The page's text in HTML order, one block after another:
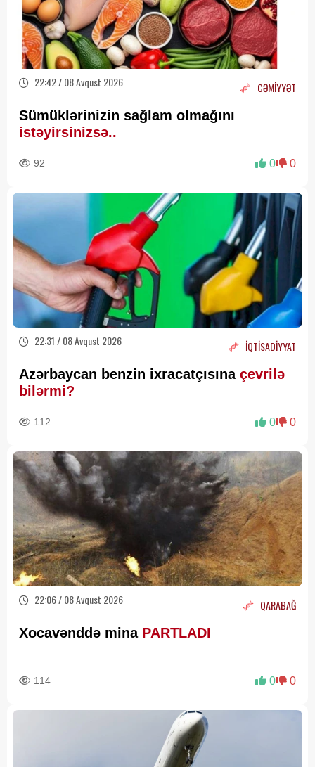
22:42 / 08 Avqust 2026 CƏMİYYƏT
Sümüklərinizin sağlam olmağını
istəyirsinizsə..
92 0 0
22:31 / 08 Avqust 2026 İQTİSADİYYAT
Azərbaycan benzin ixracatçısınaçevrilə
bilərmi?
112 0 0
22:06 / 08 Avqust 2026 QARABAĞ
Xocavənddə mina PARTLADI
114 0 0